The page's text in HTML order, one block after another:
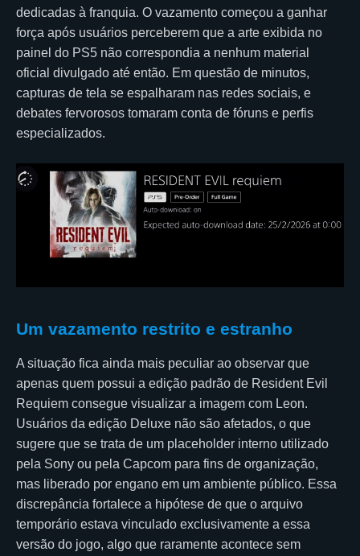
dedicadas à franquia. O vazamento começou a ganhar
força após usuários perceberem que a arte exibida no
painel do PS5 não correspondia a nenhum material
oficial divulgado até então. Em questão de minutos,
capturas de tela se espalharam nas redes sociais, e
debates fervorosos tomaram conta de fóruns e perfis
especializados.
Um vazamento restrito e estranho
A situação fica ainda mais peculiar ao observar que
apenas quem possui a edição padrão de Resident Evil
Requiem consegue visualizar a imagem com Leon.
Usuários da edição Deluxe não são afetados, o que
sugere que se trata de um placeholder interno utilizado
pela Sony ou pela Capcom para fins de organização,
mas liberado por engano em um ambiente público. Essa
discrepância fortalece a hipótese de que o arquivo
temporário estava vinculado exclusivamente a essa
versão do jogo, algo que raramente acontece sem